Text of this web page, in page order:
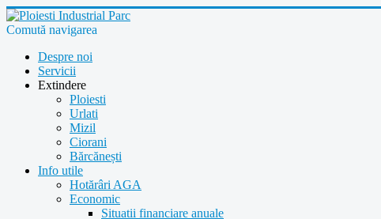
Comută navigarea
Despre noi
Servicii
Extindere
Ploiesti
Urlati
Mizil
Ciorani
Bărcănești
Info utile
Hotărâri AGA
Economic
Situatii financiare anuale